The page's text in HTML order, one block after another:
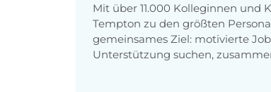
Mit über 11.000 Kolleginnen und
Tempton zu den größten
gemeinsames Ziel: motivierte
Unterstützung suchen,